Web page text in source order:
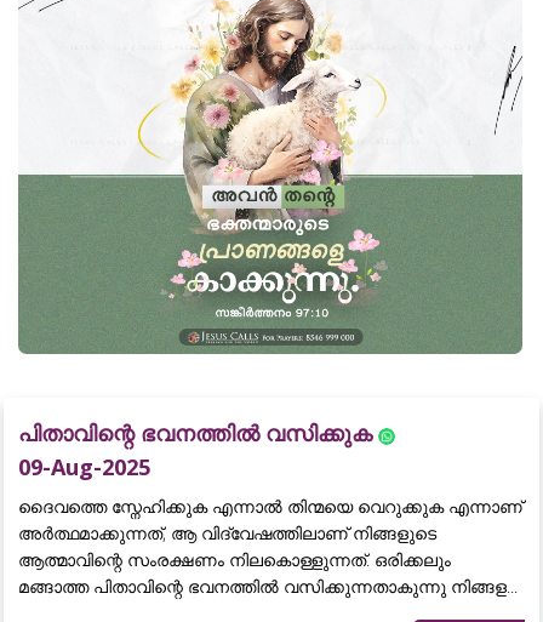
പിതാവിന്റെ ഭവനത്തിൽ വസിക്കുക
09-Aug-2025
ദൈവത്തെ സ്നേഹിക്കുക എന്നാൽ തിന്മയെ വെറുക്കുക എന്നാണ്
അർത്ഥമാക്കുന്നത്, ആ വിദ്വേഷത്തിലാണ് നിങ്ങളുടെ
ആത്മാവിന്റെ സംരക്ഷണം നിലകൊള്ളുന്നത്. ഒരിക്കലും
മങ്ങാത്ത പിതാവിന്റെ ഭവനത്തിൽ വസിക്കുന്നതാകുന്നു നിങ്ങള...